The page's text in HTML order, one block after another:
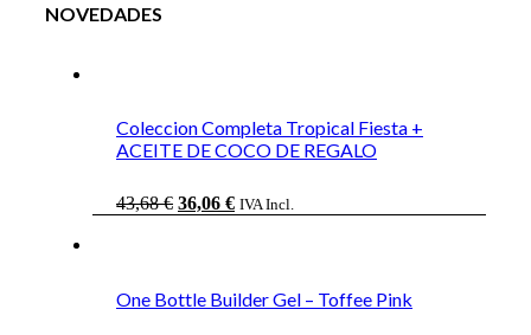
NOVEDADES
Coleccion Completa Tropical Fiesta +
ACEITE DE COCO DE REGALO
43,68€ El
36,06 €ElIVA Incl.
One Bottle Builder Gel – Toffee Pink